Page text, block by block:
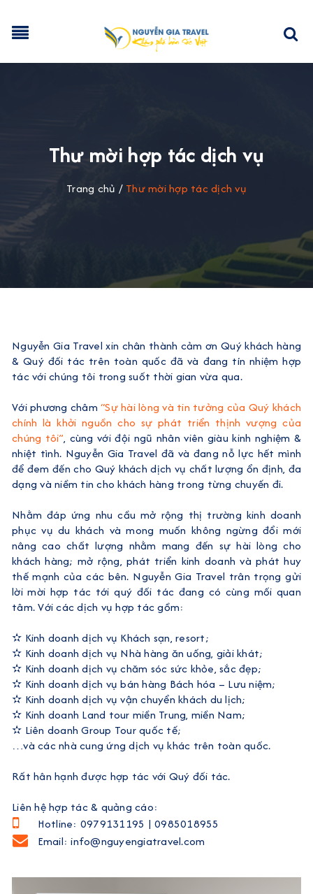
Thư mời hợp tác dịch vụ
Trang chủ / Thư mời hợp tác dịch vụ
Nguyễn Gia Travel xin chân thành cảm ơn Quý khách hàng
& Quý đối tác trên toàn quốc đã và đang tín nhiệm hợp
tác với chúng tôi trong suốt thời gian vừa qua.
Với phương châm“Sự hài lòng và tin tưởng của Quý khách
chính là khởi nguồn cho sự phát triển thịnh vượng của
chúng tôi”, cùng với đội ngũ nhân viên giàu kinh nghiệm &
nhiệt tình. Nguyễn Gia Travel đã và đang nỗ lực hết mình
để đem đến cho Quý khách dịch vụ chất lượng ổn định, đa
dạng và niềm tin cho khách hàng trong từng chuyến đi.
Nhằm đáp ứng nhu cầu mở rộng thị trường kinh doanh
phục vụ du khách và mong muốn không ngừng đổi mới
nâng cao chất lượng nhằm mang đến sự hài lòng cho
khách hàng; mở rộng, phát triển kinh doanh và phát huy
thế mạnh của các bên. Nguyễn Gia Travel trân trọng gửi
lời mời hợp tác tới quý đối tác đang có cùng mối quan
tâm. Với các dịch vụ hợp tác gồm:
✫ Kinh doanh dịch vụ Khách sạn, resort;
✫ Kinh doanh dịch vụ Nhà hàng ăn uống, giải khát;
✫ Kinh doanh dịch vụ chăm sóc sức khỏe, sắc đẹp;
✫ Kinh doanh dịch vụ bán hàng Bách hóa – Lưu niệm;
✫ Kinh doanh dịch vụ vận chuyển khách du lịch;
✫ Kinh doanh Land tour miền Trung, miền Nam;
✫ Liên doanh Group Tour quốc tế;
…và các nhà cung ứng dịch vụ khác trên toàn quốc.
Rất hân hạnh được hợp tác với Quý đối tác.
Liên hệ hợp tác & quảng cáo:
Hotline: 0979131195 | 0985018955
Email:info@nguyengiatravel.com